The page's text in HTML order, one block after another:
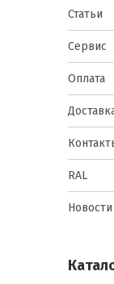
Статьи
Сервис
Оплата
RAL
Новости